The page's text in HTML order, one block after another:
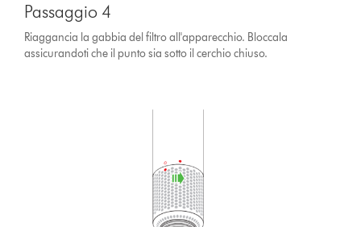
Passaggio 4
Riaggancia la gabbia del filtro all'apparecchio. Bloccala
assicurandoti che il punto sia sotto il cerchio chiuso.